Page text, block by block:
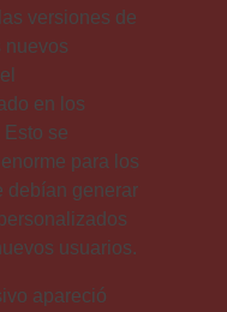
versiones de
nuevos
en los
se
para los
debían generar
usuarios.
apareció